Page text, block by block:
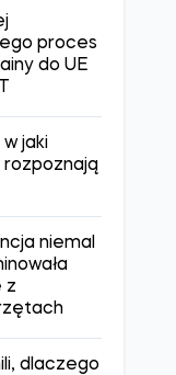
proces
do UE
jaki
rozpoznają
niemal
z
dlaczego